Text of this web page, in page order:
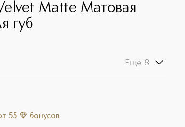
Matte Матовая
губ
Еще 8
55 бонусов